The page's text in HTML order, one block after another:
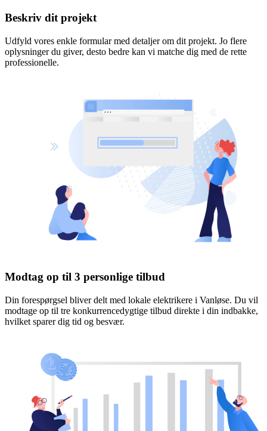
Beskriv dit projekt
Udfyld vores enkle formular med detaljer om dit projekt. Jo flere
oplysninger du giver, desto bedre kan vi matche dig med de rette
professionelle.
Modtag op til 3 personlige tilbud
Din forespørgsel bliver delt med lokale elektrikere i Vanløse. Du vil
modtage op til tre konkurrencedygtige tilbud direkte i din indbakke,
hvilket sparer dig tid og besvær.